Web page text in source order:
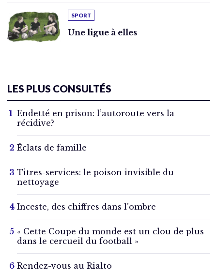
SPORT
Une ligue à elles
LES PLUS CONSULTÉS
Endetté en prison: l’autoroute vers la
récidive?
Éclats de famille
Titres-services: le poison invisible du
nettoyage
Inceste, des chiffres dans l’ombre
« Cette Coupe du monde est un clou de plus
dans le cercueil du football »
Rendez-vous au Rialto